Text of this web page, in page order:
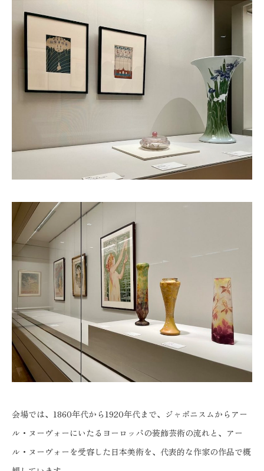
会場では、1860年代から1920年代まで、ジャポニスムからアー
ル・ヌーヴォーにいたるヨーロッパの装飾芸術の流れと、アー
ル・ヌーヴォーを受容した日本美術を、代表的な作家の作品で概